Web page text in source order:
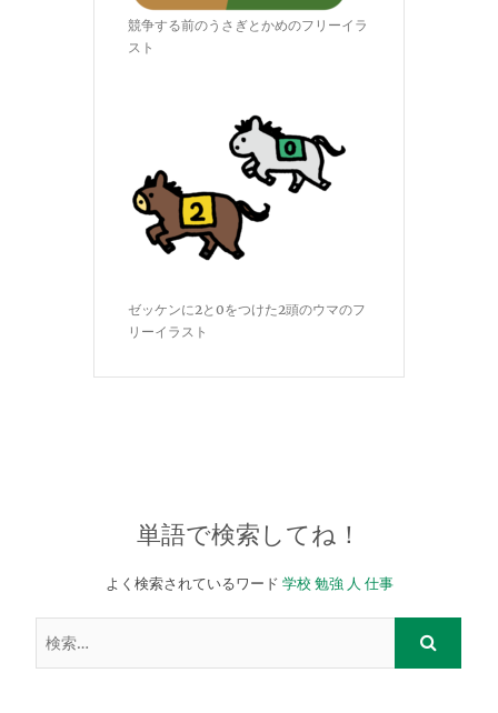
競争する前のうさぎとかめのフリーイラ
スト
ゼッケンに2と0をつけた2頭のウマのフ
リーイラスト
単語で検索してね！
よく検索されているワード 学校 勉強 人 仕事